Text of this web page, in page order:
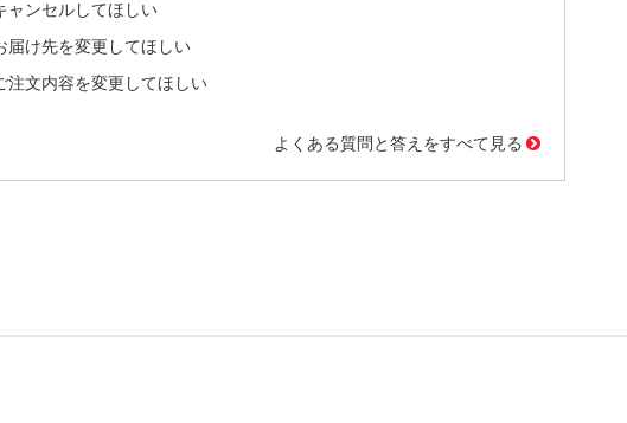
ャンセルしてほしい
届け先を変更してほしい
注文内容を変更してほしい
よくある質問と答えをすべて見る